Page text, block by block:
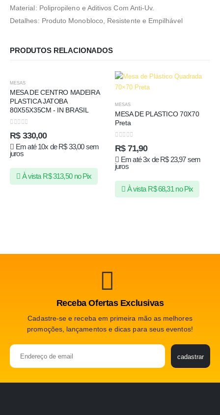
Material: Polipropileno e Aditivos Com Anti-Uv.
Detalhes: Produto Monobloco, Resistente e Empilhável
PRODUTOS RELACIONADOS
MESAS
MESA DE CENTRO MADEIRA
PLASTICA JATOBA
80X55X35CM - IN BRASIL
de 5
R$330,00
Em até 10x de R$33,00sem
juros
À vista R$313,50 no Pix
MESAS
MESA DE PLASTICO 70X70
Preta
de 5
R$71,90
Em até 3x de R$23,97sem
juros
À vista R$68,31 no Pix
Receba Ofertas Exclusivas
Cadastre-se e receba em primeira mão as melhores
promoções, lançamentos e dicas para seus eventos!
Please leave this
cadastrar